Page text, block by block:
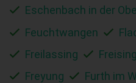
Eschenbach in der
Feuchtwangen
Freilassing
Freising
Freyung
Furth im